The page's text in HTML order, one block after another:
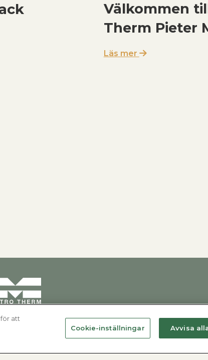
Välkommen
Therm Pieter
Läs mer
att
Cookie-inställningar Avvisa